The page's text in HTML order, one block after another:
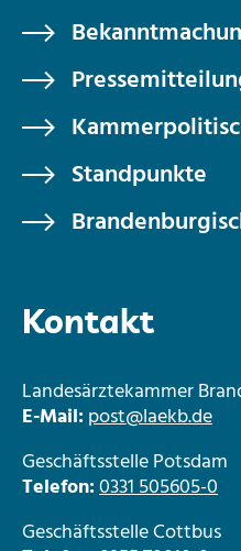
Standpunkte
Kontakt
Landesärztekammer
E-Mail:post@laekb.de
Geschäftsstelle Potsdam
Telefon:0331 505605-0
Geschäftsstelle Cottbus